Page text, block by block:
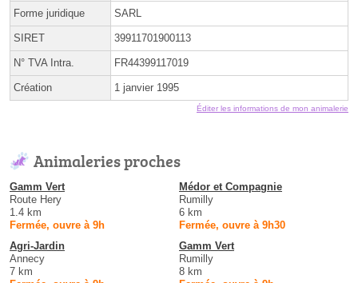
Forme juridique SARL
SIRET 39911701900113
N° TVA Intra. FR44399117019
Création 1 janvier 1995
Éditer les informations de mon animalerie
Animaleries proches
Gamm Vert
Route Hery
1.4 km
Fermée, ouvre à 9h
Médor et Compagnie
Rumilly
6 km
Fermée, ouvre à 9h30
Agri-Jardin
Annecy
7 km
Gamm Vert
Rumilly
8 km